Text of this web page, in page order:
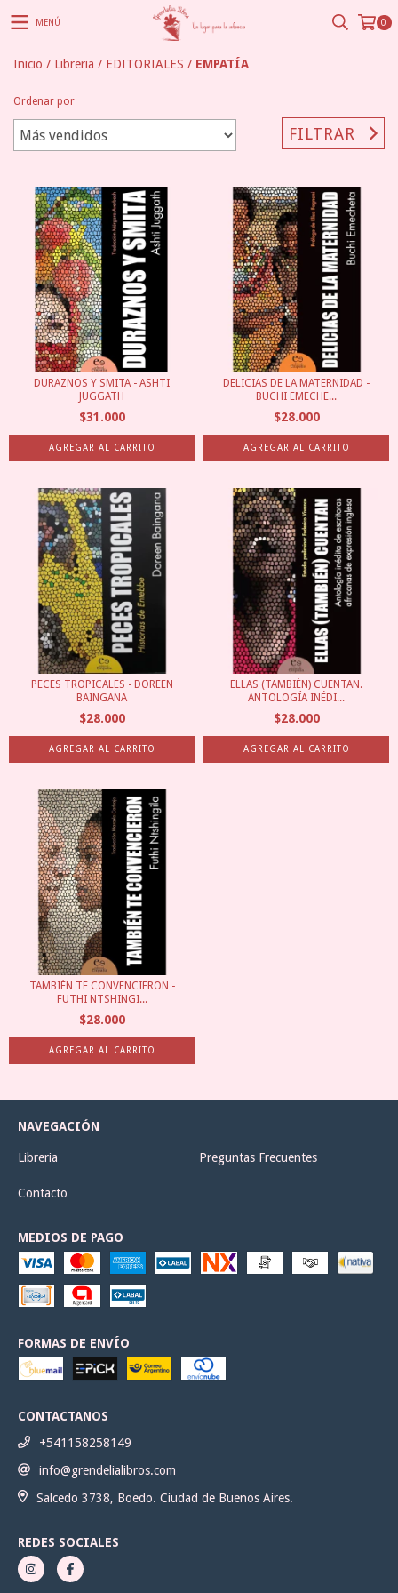
MENÚ 0
Inicio / Libreria / EDITORIALES / EMPATÍA
Ordenar por
FILTRAR
DURAZNOS Y SMITA - ASHTI
JUGGATH
$31.000
DELICIAS DE LA MATERNIDAD -
BUCHI EMECHE...
$28.000
PECES TROPICALES - DOREEN
BAINGANA
$28.000
ELLAS (TAMBIÉN) CUENTAN.
ANTOLOGÍA INÉDI...
$28.000
TAMBIÉN TE CONVENCIERON -
FUTHI NTSHINGI...
$28.000
NAVEGACIÓN
Libreria Preguntas Frecuentes
Contacto
MEDIOS DE PAGO
FORMAS DE ENVÍO
CONTACTANOS
+541158258149
info@grendelialibros.com
Salcedo 3738, Boedo. Ciudad de Buenos Aires.
REDES SOCIALES